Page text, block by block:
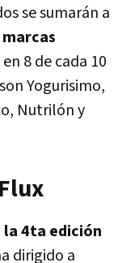
se sumarán a
8 de cada 10
Yogurisimo,
Nutrilón y
la 4ta edición
dirigido a